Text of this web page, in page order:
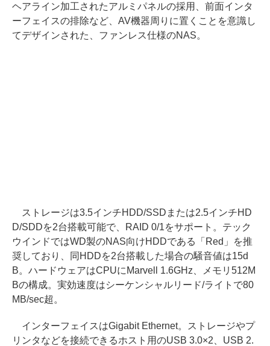
ヘアライン加工されたアルミパネルの採用、前面インタ
ーフェイスの排除など、AV機器周りに置くことを意識し
てデザインされた、ファンレス仕様のNAS。
ストレージは3.5インチHDD/SSDまたは2.5インチHD
D/SDDを2台搭載可能で、RAID 0/1をサポート。テック
ウインドではWD製のNAS向けHDDである「Red」を推
奨しており、同HDDを2台搭載した場合の騒音値は15d
B。ハードウェアはCPUにMarvell 1.6GHz、メモリ512M
Bの構成。実効速度はシーケンシャルリード/ライトで80
MB/sec超。
インターフェイスはGigabit Ethernet。ストレージやプ
リンタなどを接続できるホスト用のUSB 3.0×2、USB 2.